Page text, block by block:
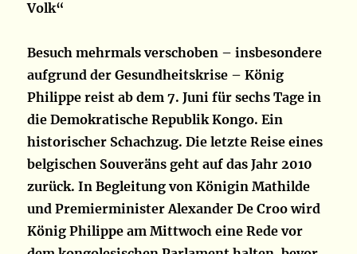
Volk“
Besuch mehrmals verschoben – insbesondere
aufgrund der Gesundheitskrise – König
Philippe reist ab dem 7. Juni für sechs Tage in
die Demokratische Republik Kongo. Ein
historischer Schachzug. Die letzte Reise eines
belgischen Souveräns geht auf das Jahr 2010
zurück. In Begleitung von Königin Mathilde
und Premierminister Alexander De Croo wird
König Philippe am Mittwoch eine Rede vor